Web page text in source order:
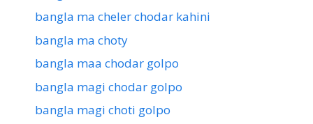
bangla ma cheler chodar kahini
bangla ma choty
bangla maa chodar golpo
bangla magi chodar golpo
bangla magi choti golpo